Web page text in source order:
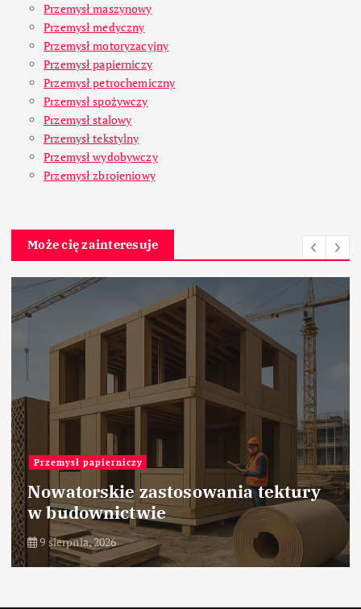
Przemysł maszynowy
Przemysł medyczny
Przemysł motoryzacyjny
Przemysł papierniczy
Przemysł petrochemiczny
Przemysł spożywczy
Przemysł stalowy
Przemysł tekstylny
Przemysł wydobywczy
Przemysł zbrojeniowy
Może cię zainteresuje
Przemysł energetyczny
Automatyczne systemy gaszenia
pożarów w elektrowniach
9 sierpnia, 2026